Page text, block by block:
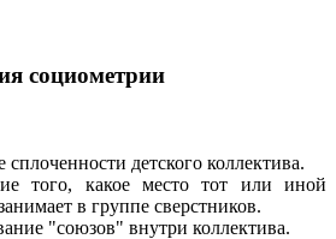
социометрии
сплоченности детского коллектива.
того, какое место тот или иной
в группе сверстников.
"союзов" внутри коллектива.